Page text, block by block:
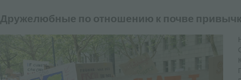
Дружелюбные по отношению к почве